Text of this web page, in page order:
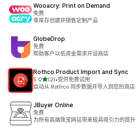
Wooacry: Print on Demand
免费
零库存创建并销售定制产品
GlobeDrop
免费
帮助客户以低资金需求开设商店
Rothco Product Import and Sync
5.0星（满分 5 星）
(2)
总共 2 条评论
•提供免费试用
自动从 Rothco 同步数据并导入到您的商店
JBuyer Online
免费
为所有高端珠宝网站带来极具吸引力的提升